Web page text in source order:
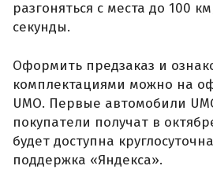
разгоняться с места до 100
секунды.
Оформить предзаказ и
комплектациями можно на
UMO. Первые автомобили
покупатели получат в
будет доступна
поддержка «Яндекса».